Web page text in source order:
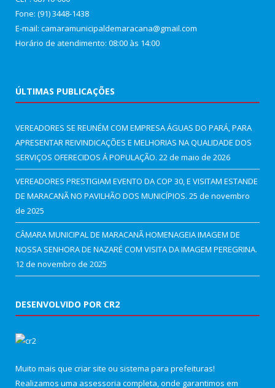
Fone: (91) 3448-1438
E-mail: camaramunicipaldemaracana@gmail.com
Horário de atendimento: 08:00 às 14:00
ÚLTIMAS PUBLICAÇÕES
VEREADORES SE REUNÉM COM EMPRESA ÁGUAS DO PARÁ, PARA
APRESENTAR REIVINDICAÇÕES E MELHORIAS NA QUALIDADE DOS
SERVIÇOS OFERECIDOS Á POPULAÇÃO. 22 de maio de 2026
VEREADORES PRESTIGIAM EVENTO DA COP 30, E VISITAM ESTANDE
DE MARACANÃ NO PAVILHÃO DOS MUNICÍPIOS. 25 de novembro
de 2025
CÂMARA MUNICIPAL DE MARACANÃ HOMENAGEIA IMAGEM DE
NOSSA SENHORA DE NAZARÉ COM VISITA DA IMAGEM PEREGRINA.
12 de novembro de 2025
DESENVOLVIDO POR CR2
Muito mais que criar site ou sistema para prefeituras!
Realizamos uma assessoria completa, onde garantimos em